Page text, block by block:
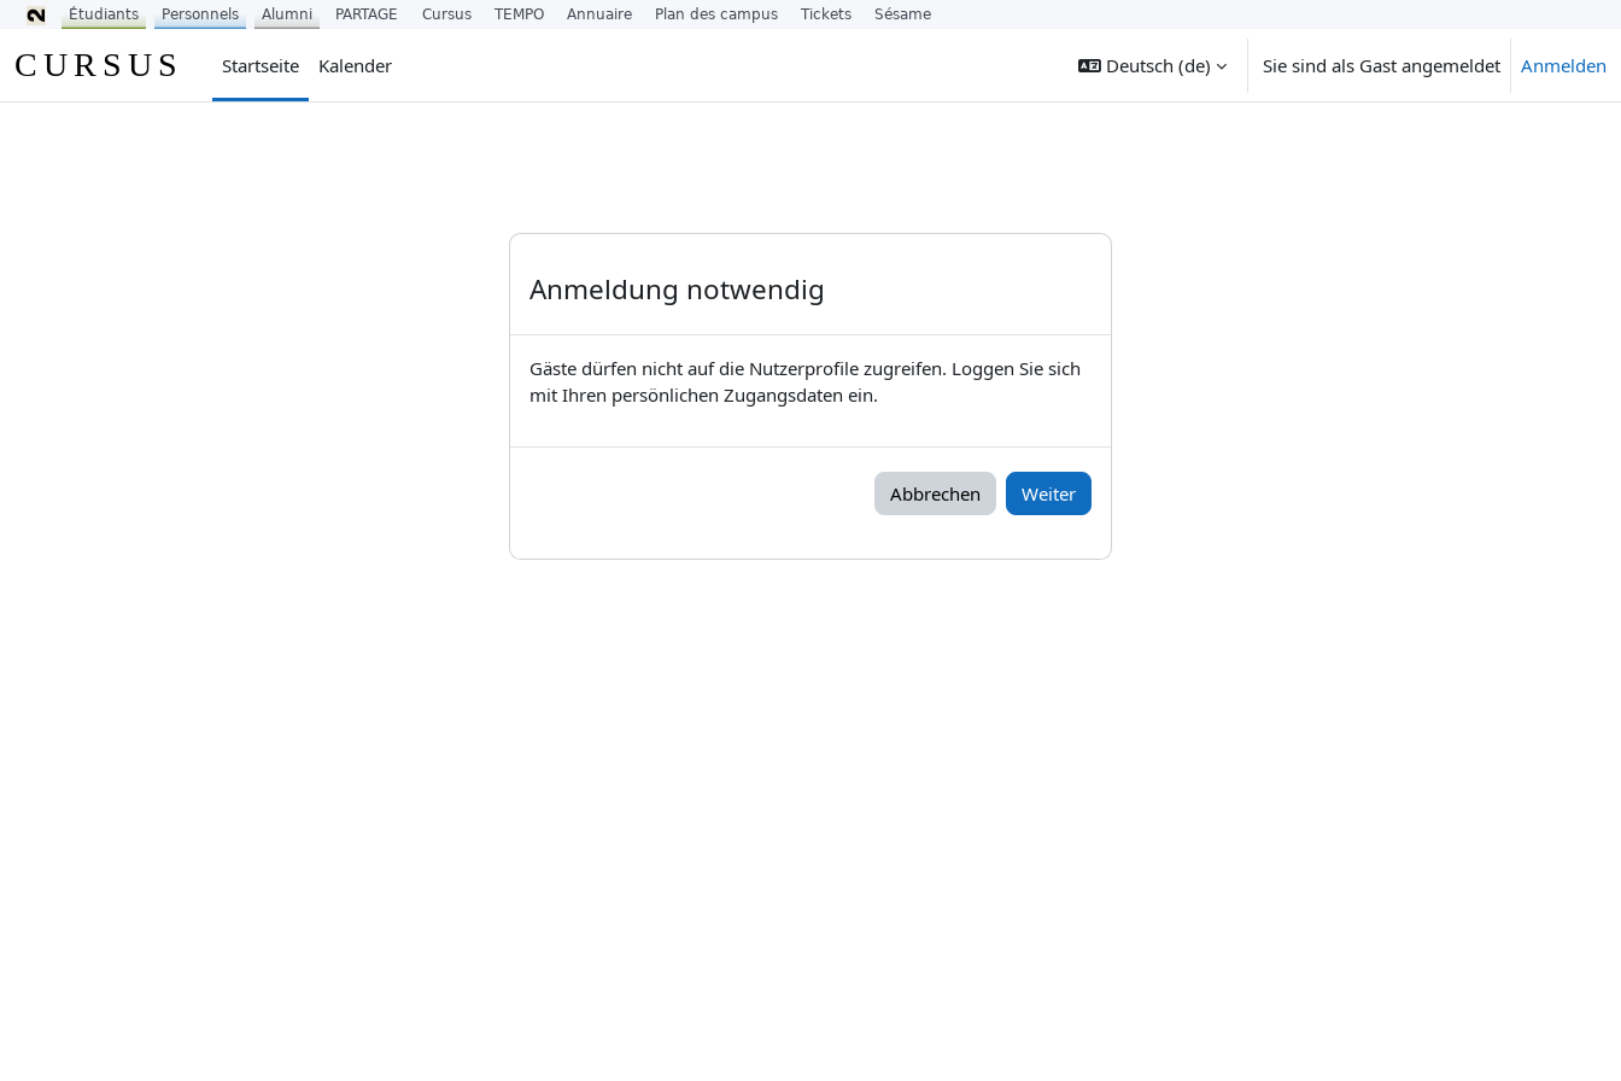
CURSUS Startseite Kalender Deutsch ‎(de)‎ Sie sind als Gast angemeldet Anmelden
Anmeldung notwendig
Gäste dürfen nicht auf die Nutzerprofile zugreifen. Loggen Sie sich
mit Ihren persönlichen Zugangsdaten ein.
Abbrechen Weiter
Étudiants Personnels Alumni PARTAGE Cursus TEMPO Annuaire Plan des campus Tickets Sésame